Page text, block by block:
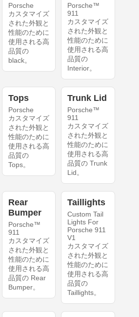
Porsche
カスタマイズ
された外観と
性能のために
使用される高
品質の
black。
Porsche™
911
カスタマイズ
された外観と
性能のために
使用される高
品質の
Interior。
Tops
Porsche
カスタマイズ
された外観と
性能のために
使用される高
品質の
Tops。
Trunk Lid
Porsche™
911
カスタマイズ
された外観と
性能のために
使用される高
品質の Trunk
Lid。
Rear
Bumper
Porsche™
911
カスタマイズ
された外観と
性能のために
使用される高
品質の Rear
Bumper。
Taillights
Custom Tail
Lights For
Porsche 911
V1
カスタマイズ
された外観と
性能のために
使用される高
品質の
Taillights。